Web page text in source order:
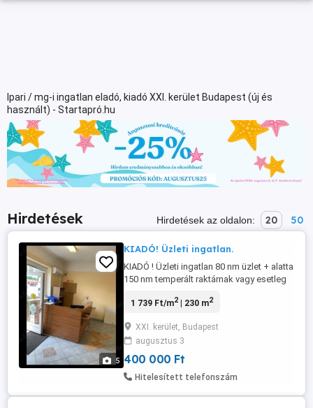
Ipari / mg-i ingatlan eladó, kiadó XXI. kerület Budapest (új és
használt) - Startapró.hu
Hirdetések Hirdetések az oldalon: 20 50
5
KIADÓ! Üzleti ingatlan.
KIADÓ ! Üzleti ingatlan 80 nm üzlet + alatta
150 nm temperált raktárnak vagy esetleg
+250 nm szabadterület, főútvonalon
termékek, áruk, bemutatására, javítására
és árusítására. is alkalmas Szociális
helyiség, teakonyha, ...
1 739 Ft/m2| 230 m2
XXI. kerület, Budapest
augusztus 3
400 000 Ft
Hitelesített telefonszám